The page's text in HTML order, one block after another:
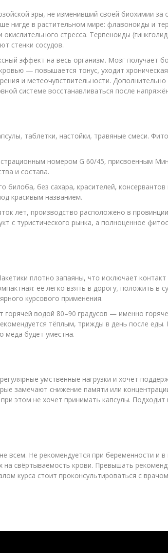
эры, не изменивший своей биохимии за
нигде в растительном мире: флавоноиды
стресса. Терпеноиды
стенки сосудов.
эффект на весь организм. Мозг
— повышается тонус, уходит хроническая
и метеочувствительности. Дополнительно
системе восстанавливаться после
таблетки, настойки, травяные смеси.
номером G 60/45, присвоенным
и состава.
билоба, без сахара, красителей,
красивым названием.
лет, производство расположено в
с туристического рынка, а полноценное
плотно запаяны, что исключает
её легко взять в дорогу, положить в
курсового применения.
горячей водой 80–90 градусов — именно
тёплым, трижды в день после еды.
мёда будет уместна.
умственные нагрузки и хочет
замечают снижение памяти или
этом не хочет принимать капсулы.
всем. Не рекомендуется при беременности и
на свёртываемость крови. Превышать
курса стоит проконсультироваться с